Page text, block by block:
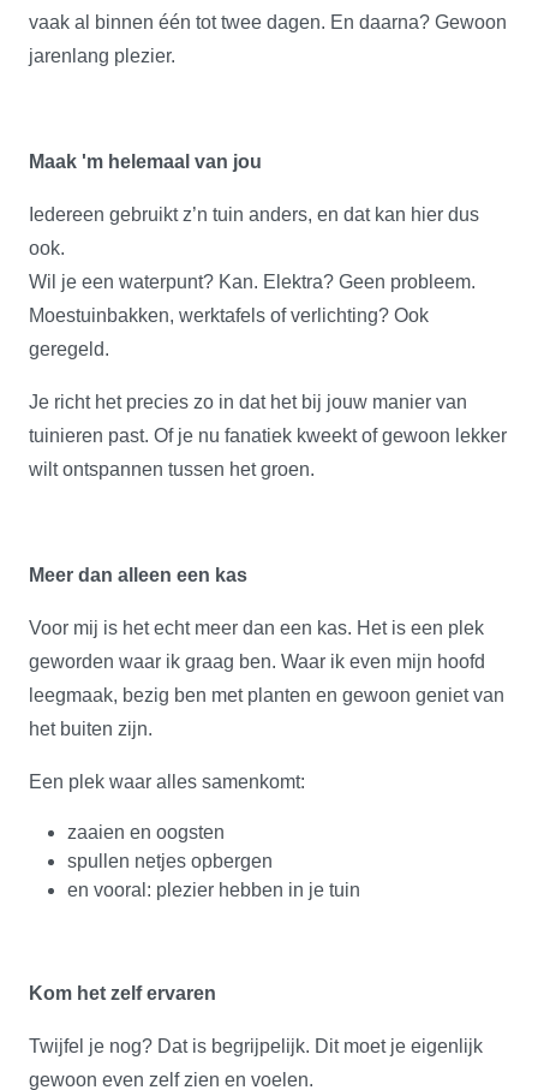
vaak al binnen één tot twee dagen. En daarna? Gewoon
jarenlang plezier.
Maak 'm helemaal van jou
Iedereen gebruikt z’n tuin anders, en dat kan hier dus
ook.
Wil je een waterpunt? Kan. Elektra? Geen probleem.
Moestuinbakken, werktafels of verlichting? Ook
geregeld.
Je richt het precies zo in dat het bij jouw manier van
tuinieren past. Of je nu fanatiek kweekt of gewoon lekker
wilt ontspannen tussen het groen.
Meer dan alleen een kas
Voor mij is het echt meer dan een kas. Het is een plek
geworden waar ik graag ben. Waar ik even mijn hoofd
leegmaak, bezig ben met planten en gewoon geniet van
het buiten zijn.
Een plek waar alles samenkomt:
zaaien en oogsten
spullen netjes opbergen
en vooral: plezier hebben in je tuin
Kom het zelf ervaren
Twijfel je nog? Dat is begrijpelijk. Dit moet je eigenlijk
gewoon even zelf zien en voelen.